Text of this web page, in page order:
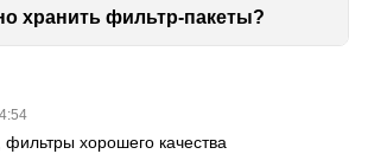
хранить фильтр-пакеты?
фильтры хорошего качества